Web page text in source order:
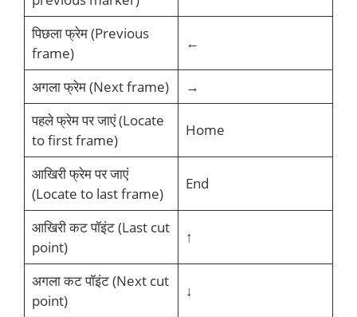
पिछला फ्रेम (Previous
frame)
←
अगला फ्रेम (Next frame)
→
पहले फ्रेम पर जाएं (Locate
to first frame)
Home
आखिरी फ्रेम पर जाएं
(Locate to last frame)
End
आखिरी कट पॉइंट (Last cut
point)
↑
अगला कट पॉइंट (Next cut
point)
↓